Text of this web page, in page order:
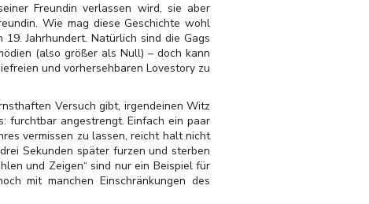
Freundin verlassen wird, sie aber
Wie mag diese Geschichte wohl
Jahrhundert. Natürlich sind die Gags
(also größer als Null) – doch kann
und vorhersehbaren Lovestory zu
Versuch gibt, irgendeinen Witz
furchtbar angestrengt.Einfach ein paar
vermissen zu lassen, reicht halt nicht
Sekunden später furzen und sterben
und Zeigen“ sind nur ein Beispiel für
mit manchen Einschränkungen des